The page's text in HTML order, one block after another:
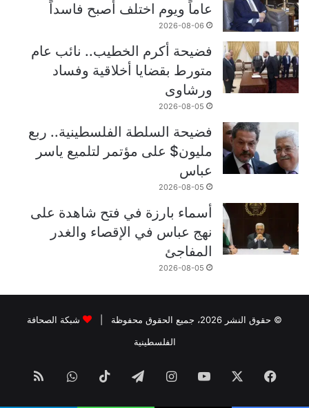
عاماً ويوم اختلف أصبح فاسداً
2026-08-06
فضيحة أكرم الخطيب.. نائب عام
متورط بقضايا أخلاقية وفساد
ورشاوى
2026-08-05
فضيحة السلطة الفلسطينية.. ربع
مليون$ على مؤتمر لتلميع ياسر
عباس
2026-08-05
أسماء بارزة في فتح شاهدة على
نهج عباس في الإقصاء والغدر
المفاجئ
2026-08-05
© حقوق النشر 2026، جميع الحقوق محفوظة |
شبكة الصحافة
الفلسطينية
فيسبوك ‫YouTubeانستقرامتيلقرام ‫TikTokواتسابملخص